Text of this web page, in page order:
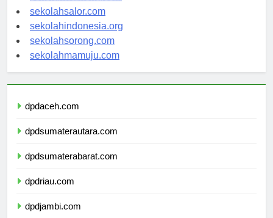
sekolahwamena.com
sekolahsalor.com
sekolahindonesia.org
sekolahsorong.com